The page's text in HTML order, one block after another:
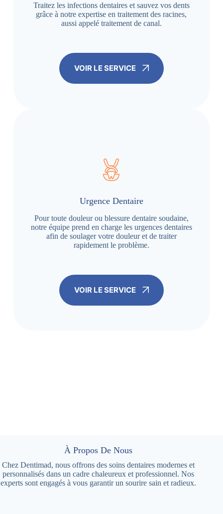
Traitez les infections dentaires et sauvez vos dents
grâce à notre expertise en traitement des racines,
aussi appelé traitement de canal.
VOIR LE SERVICE
Urgence Dentaire
Pour toute douleur ou blessure dentaire soudaine,
notre équipe prend en charge les urgences dentaires
afin de soulager votre douleur et de traiter
rapidement le problème.
VOIR LE SERVICE
À Propos De Nous
Chez Dentimad, nous offrons des soins dentaires modernes et
personnalisés dans un cadre chaleureux et professionnel. Nos
experts sont engagés à vous garantir un sourire sain et radieux.